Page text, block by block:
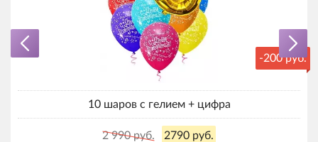
-200 руб.
10 шаров с гелием + цифра
2 990 руб. 2790 руб.